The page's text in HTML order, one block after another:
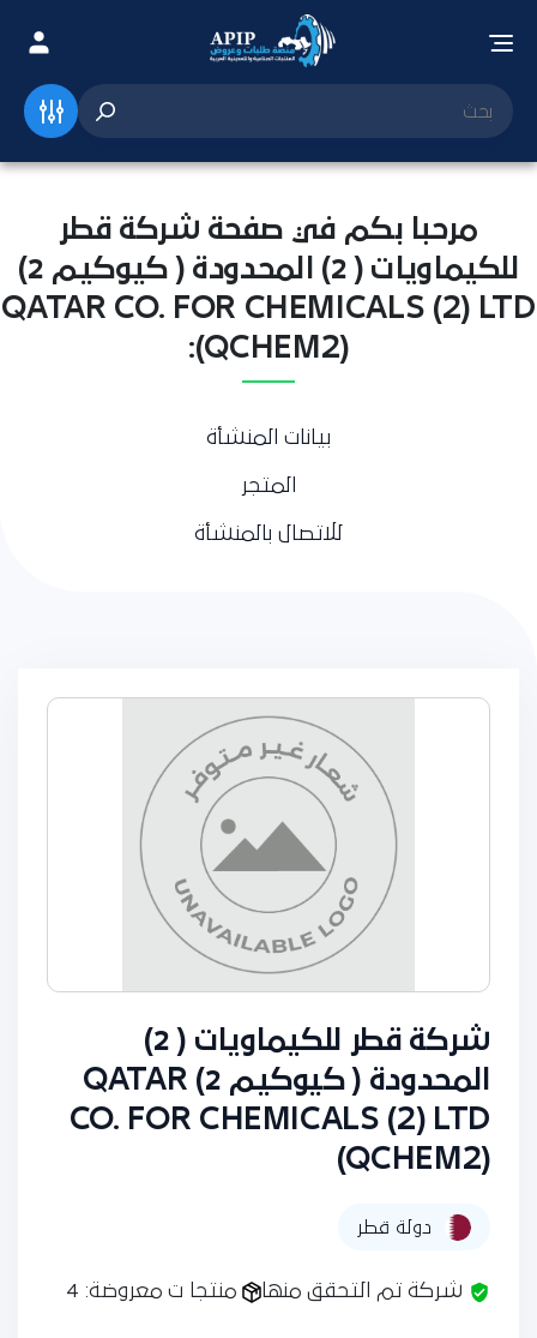
مرحبا بكم في صفحة شركة قطر
للكيماويات ( 2) المحدودة ( كيوكيم 2)
QATAR CO. FOR CHEMICALS (2) LTD
(QCHEM2):
بيانات المنشأة
المتجر
للاتصال بالمنشأة
شركة قطر للكيماويات ( 2)
المحدودة ( كيوكيم 2) QATAR
CO. FOR CHEMICALS (2) LTD
(QCHEM2)
دولة قطر
شركة تم التحقق منها منتجا ت معروضة: 4